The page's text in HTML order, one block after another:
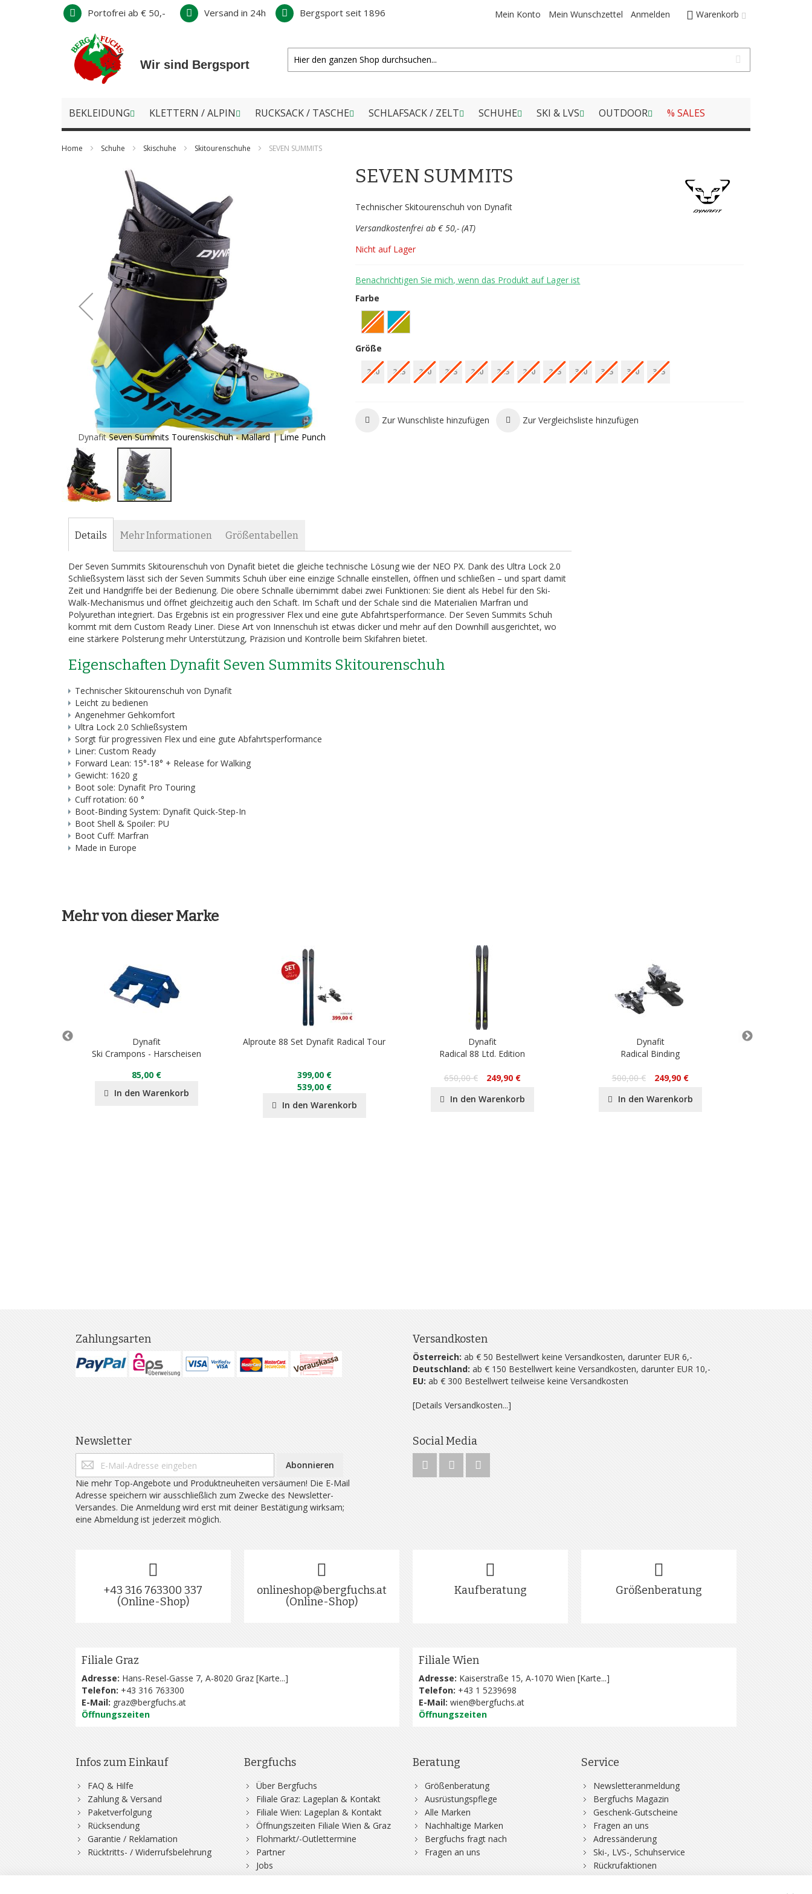
Direkt
Inhalt
Warenkorb
Mein Konto Mein Wunschzettel Anmelden
Portofrei ab € 50,- Versand in 24h Bergsport seit 1896
Wir sind Bergsport
BEKLEIDUNG KLETTERN / ALPIN RUCKSACK / TASCHE SCHLAFSACK / ZELT SCHUHE SKI & LVS OUTDOOR % SALES
Home Schuhe Skischuhe Skitourenschuhe SEVEN SUMMITS
Dynafit Seven Summits Tourenskischuh - Mallard | Lime Punch
Anfang
SEVEN SUMMITS
Technischer Skitourenschuh von Dynafit
Versandkostenfrei ab € 50,- (AT)
Nicht auf Lager
Benachrichtigen Sie mich, wenn das Produkt auf Lager ist
Farbe
Größe
260 265 270 275 280 285 290 295 300 305 310 315
Zur Wunschliste hinzufügen Zur Vergleichsliste hinzufügen
Details
Der Seven Summits Skitourenschuh von Dynafit bietet die gleiche technische Lösung wie der NEO PX. Dank des Ultra Lock 2.0
Schließsystem lässt sich der Seven Summits Schuh über eine einzige Schnalle einstellen, öffnen und schließen – und spart damit
Zeit und Handgriffe bei der Bedienung. Die obere Schnalle übernimmt dabei zwei Funktionen: Sie dient als Hebel für den Ski-
Walk-Mechanismus und öffnet gleichzeitig auch den Schaft. Im Schaft und der Schale sind die Materialien Marfran und
Polyurethan integriert. Das Ergebnis ist ein progressiver Flex und eine gute Abfahrtsperformance. Der Seven Summits Schuh
kommt mit dem Custom Ready Liner. Diese Art von Innenschuh ist etwas dicker und mehr auf den Downhill ausgerichtet, wo
eine stärkere Polsterung mehr Unterstützung, Präzision und Kontrolle beim Skifahren bietet.
Eigenschaften Dynafit Seven Summits Skitourenschuh
Technischer Skitourenschuh von Dynafit
Leicht zu bedienen
Angenehmer Gehkomfort
Ultra Lock 2.0 Schließsystem
Sorgt für progressiven Flex und eine gute Abfahrtsperformance
Liner: Custom Ready
Forward Lean: 15°-18° + Release for Walking
Gewicht: 1620 g
Boot sole: Dynafit Pro Touring
Cuff rotation: 60 °
Boot-Binding System: Dynafit Quick-Step-In
Boot Shell & Spoiler: PU
Boot Cuff: Marfran
Made in Europe
Mehr Informationen Größentabellen
Mehr von dieser Marke
Dynafit
Ski Crampons - Harscheisen
85,00 €
In den Warenkorb
Alproute 88 Set Dynafit Radical Tour
399,00 €
539,00 €
In den Warenkorb
Dynafit
Radical 88 Ltd. Edition
650,00 €
249,90 €
In den Warenkorb
Dynafit
Radical Binding
500,00 €
249,90 €
In den Warenkorb
Zahlungsarten Versandkosten
Österreich: ab € 50 Bestellwert keine Versandkosten, darunter EUR 6,-
Deutschland: ab € 150 Bestellwert keine Versandkosten, darunter EUR 10,-
EU: ab € 300 Bestellwert teilweise keine Versandkosten
[Details Versandkosten...]
Newsletter
Abonnieren
Nie mehr Top-Angebote und Produktneuheiten versäumen! Die E-Mail
Adresse speichern wir ausschließlich zum Zwecke des Newsletter-
Versandes. Die Anmeldung wird erst mit deiner Bestätigung wirksam;
eine Abmeldung ist jederzeit möglich.
Social Media
+43 316 763300 337
(Online-Shop)
onlineshop@bergfuchs.at
(Online-Shop)
Kaufberatung Größenberatung
Filiale Graz
Adresse: Hans-Resel-Gasse 7, A-8020 Graz [Karte...]
Telefon: +43 316 763300
E-Mail: graz@bergfuchs.at
Öffnungszeiten
Filiale Wien
Adresse: Kaiserstraße 15, A-1070 Wien [Karte...]
Telefon: +43 1 5239698
E-Mail: wien@bergfuchs.at
Öffnungszeiten
Infos zum Einkauf
FAQ & Hilfe
Zahlung & Versand
Paketverfolgung
Rücksendung
Garantie / Reklamation
Rücktritts- / Widerrufsbelehrung
Bergfuchs
Über Bergfuchs
Filiale Graz: Lageplan & Kontakt
Filiale Wien: Lageplan & Kontakt
Öffnungszeiten Filiale Wien & Graz
Flohmarkt/-Outlettermine
Partner
Jobs
Beratung
Größenberatung
Ausrüstungspflege
Alle Marken
Nachhaltige Marken
Bergfuchs fragt nach
Fragen an uns
Service
Newsletteranmeldung
Bergfuchs Magazin
Geschenk-Gutscheine
Fragen an uns
Adressänderung
Ski-, LVS-, Schuhservice
Rückrufaktionen
DSV-Skiversicherung